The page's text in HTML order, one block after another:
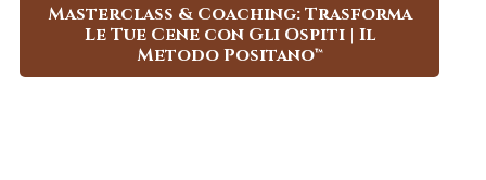
Masterclass & Coaching: Trasforma
Le Tue Cene con Gli Ospiti | Il
Metodo Positano™